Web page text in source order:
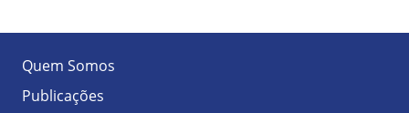
Quem Somos
Publicações